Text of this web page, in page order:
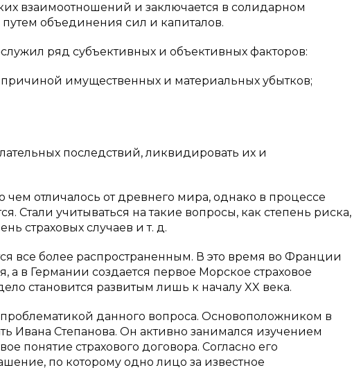
взаимоотношений и заключается в солидарном
объединения сил и капиталов.
ряд субъективных и объективных факторов:
имущественных и материальных убытков;
последствий, ликвидировать их и
отличалось от древнего мира, однако в процессе
Стали учитываться на такие вопросы, как степень риска,
страховых случаев и т. д.
все более распространенным. В это время во Франции
а в Германии создается первое Морское страховое
становится развитым лишь к началу XX века.
данного вопроса. Основоположником в
Ивана Степанова. Он активно занимался изучением
понятие страхового договора. Согласно его
по которому одно лицо за известное